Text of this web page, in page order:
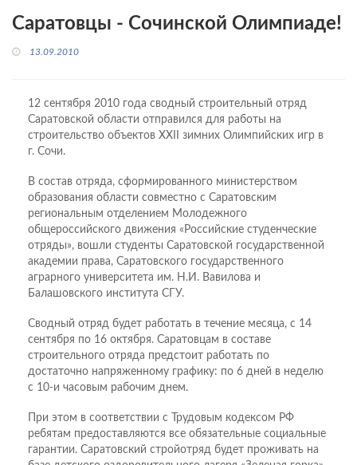
Саратовцы - Сочинской Олимпиаде!
13.09.2010
12 сентября 2010 года сводный строительный отряд
Саратовской области отправился для работы на
строительство объектов XXII зимних Олимпийских игр в
г. Сочи.
В состав отряда, сформированного министерством
образования области совместно с Саратовским
региональным отделением Молодежного
общероссийского движения «Российские студенческие
отряды», вошли студенты Саратовской государственной
академии права, Саратовского государственного
аграрного университета им. Н.И. Вавилова и
Балашовского института СГУ.
Сводный отряд будет работать в течение месяца, с 14
сентября по 16 октября. Саратовцам в составе
строительного отряда предстоит работать по
достаточно напряженному графику: по 6 дней в неделю
с 10-и часовым рабочим днем.
При этом в соответствии с Трудовым кодексом РФ
ребятам предоставляются все обязательные социальные
гарантии. Саратовский стройотряд будет проживать на